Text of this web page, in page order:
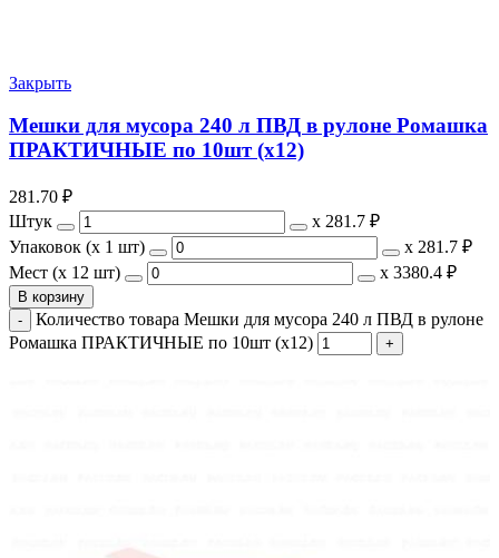
Закрыть
Мешки для мусора 240 л ПВД в рулоне Ромашка
ПРАКТИЧНЫЕ по 10шт (х12)
281.70 ₽
Штук
х 281.7 ₽
Упаковок (x 1 шт)
х 281.7 ₽
Мест (x 12 шт)
х 3380.4 ₽
В корзину
Количество товара Мешки для мусора 240 л ПВД в рулоне
Ромашка ПРАКТИЧНЫЕ по 10шт (х12)